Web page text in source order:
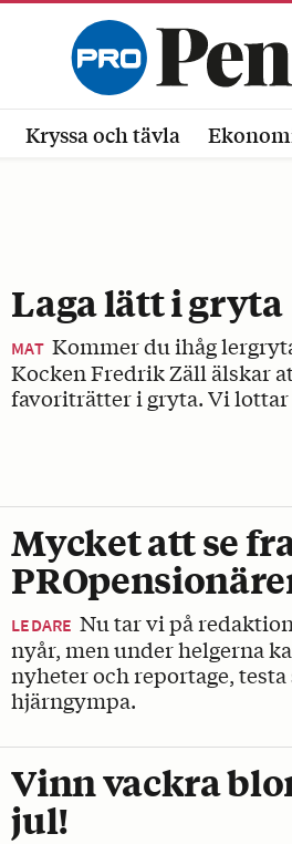
Kryssa och tävla
Laga lätt i gryta
MAT Kommer du ihåg
Kocken Fredrik Zäll älskar
favoriträtter i gryta. Vi lottar
Mycket att se
LEDARE Nu tar vi på
nyår, men under helgerna
nyheter och reportage,
hjärngympa.
Vinn vackra
jul!